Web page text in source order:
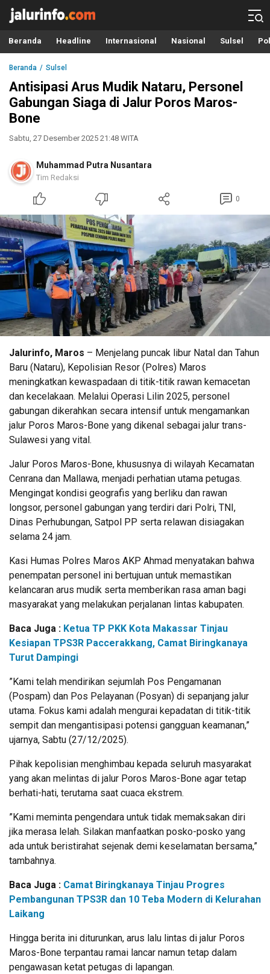
Info Terbaru, Berita Terkini Hari Ini, Jalurinfo.com
Terkini, Akurat dan Terpercaya
Beranda Headline Internasional Nasional Sulsel
Beranda Sulsel
Antisipasi Arus Mudik Nataru, Personel
Gabungan Siaga di Jalur Poros Maros-
Bone
Sabtu, 27 Desember 2025 21:48 WITA
Muhammad Putra Nusantara
Tim Redaksi
0
Jalurinfo​, Maros – Menjelang puncak libur Natal dan Tahun
Baru (Nataru), Kepolisian Resor (Polres) Maros
meningkatkan kewaspadaan di titik-titik rawan kemacetan
dan kecelakaan. Melalui Operasi Lilin 2025, personel
gabungan dikerahkan secara intensif untuk mengamankan
jalur Poros Maros-Bone yang dikenal sebagai jalur trans-
Sulawesi yang vital.
​Jalur Poros Maros-Bone, khususnya di wilayah Kecamatan
Cenrana dan Mallawa, menjadi perhatian utama petugas.
Mengingat kondisi geografis yang berliku dan rawan
longsor, personel gabungan yang terdiri dari Polri, TNI,
Dinas Perhubungan, Satpol PP serta relawan disiagakan
selama 24 jam.
​Kasi Humas Polres Maros AKP Ahmad menyatakan bahwa
penempatan personel ini bertujuan untuk memastikan
kelancaran arus mudik serta memberikan rasa aman bagi
masyarakat yang melakukan perjalanan lintas kabupaten.
Baca Juga : Ketua TP PKK Kota Makassar Tinjau
Kesiapan TPS3R Paccerakkang, Camat Biringkanaya
Turut Dampingi
​”Kami telah mendirikan sejumlah Pos Pengamanan
(Pospam) dan Pos Pelayanan (Posyan) di sepanjang jalur
utama. Fokus kami adalah mengurai kepadatan di titik-titik
sempit dan mengantisipasi potensi gangguan keamanan,”
ujarnya, Sabtu (27/12/2025).
​Pihak kepolisian menghimbau kepada seluruh masyarakat
yang akan melintas di jalur Poros Maros-Bone agar tetap
berhati-hati, terutama saat cuaca ekstrem.
​”Kami meminta pengendara untuk tidak memaksakan diri
jika merasa lelah. Silakan manfaatkan posko-posko yang
ada untuk beristirahat sejenak demi keselamatan bersama,”
tambahnya.
Baca Juga : Camat Biringkanaya Tinjau Progres
Pembangunan TPS3R dan 10 Teba Modern di Kelurahan
Laikang
​Hingga berita ini diturunkan, arus lalu lintas di jalur Poros
Maros-Bone terpantau ramai lancar namun tetap dalam
pengawasan ketat petugas di lapangan.